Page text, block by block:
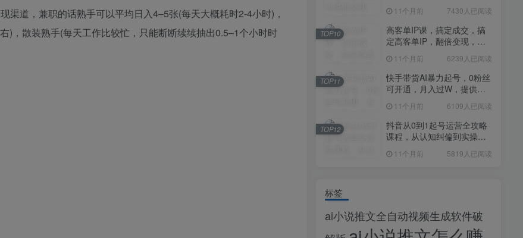
道，兼职的话熟手可以平均日入4–5张(每天大概耗时2-4小时)，
)，散装熟手(每天工作比较忙，只能断断续续抽出0.5–1个小时时
11个月前 7430人已阅读
高客单IP课，搞定成交，搞
定高客单IP，翻倍变现，轻
11个月前 6239人已阅读
TOP10
快手带货AI暴力起号，0粉丝
可开通，月入过W，提供账
项目【揭秘】
11个月前 6109人已阅读
TOP11
抖音从0到1起号运营全攻略
课程，从认知纠偏到实操落
11个月前 5819人已阅读
TOP12
标签
ai小说推文全自动视频生成软件破